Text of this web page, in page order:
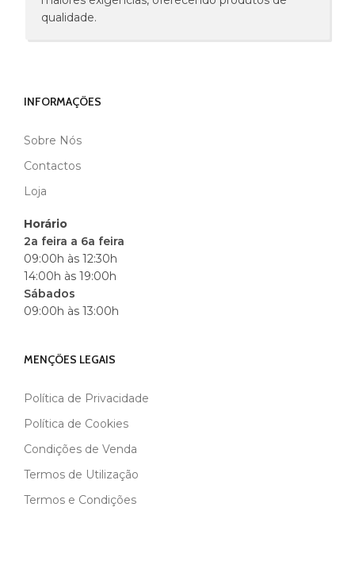
qualidade.
INFORMAÇÕES
Sobre Nós
Contactos
Loja
Horário
2a feira a 6a feira
09:00h às 12:30h
14:00h às 19:00h
Sábados
09:00h às 13:00h
MENÇÕES LEGAIS
Política de Privacidade
Política de Cookies
Condições de Venda
Termos de Utilização
Termos e Condições